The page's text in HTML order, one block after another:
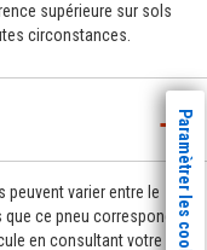
supérieure sur sols
circonstances.
peuvent varier entre le
ce pneu correspond
en consultant votre
Paramètrer les cookies